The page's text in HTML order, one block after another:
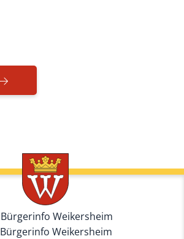
Bürgerinfo Weikersheim
Bürgerinfo Weikersheim